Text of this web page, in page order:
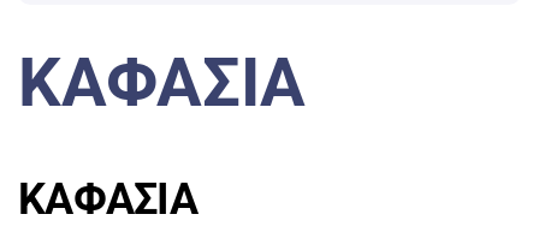
ΚΑΦΑΣΙΑ
ΚΑΦΑΣΙΑ